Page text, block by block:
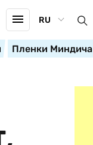
RU
Пленки Миндича